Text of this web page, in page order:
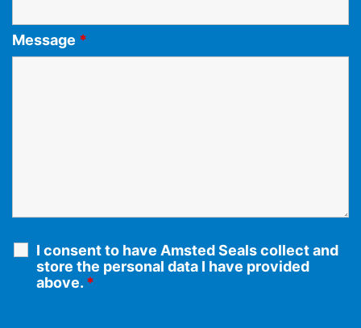
Message *
I consent to have Amsted Seals collect and
store the personal data I have provided
above. *